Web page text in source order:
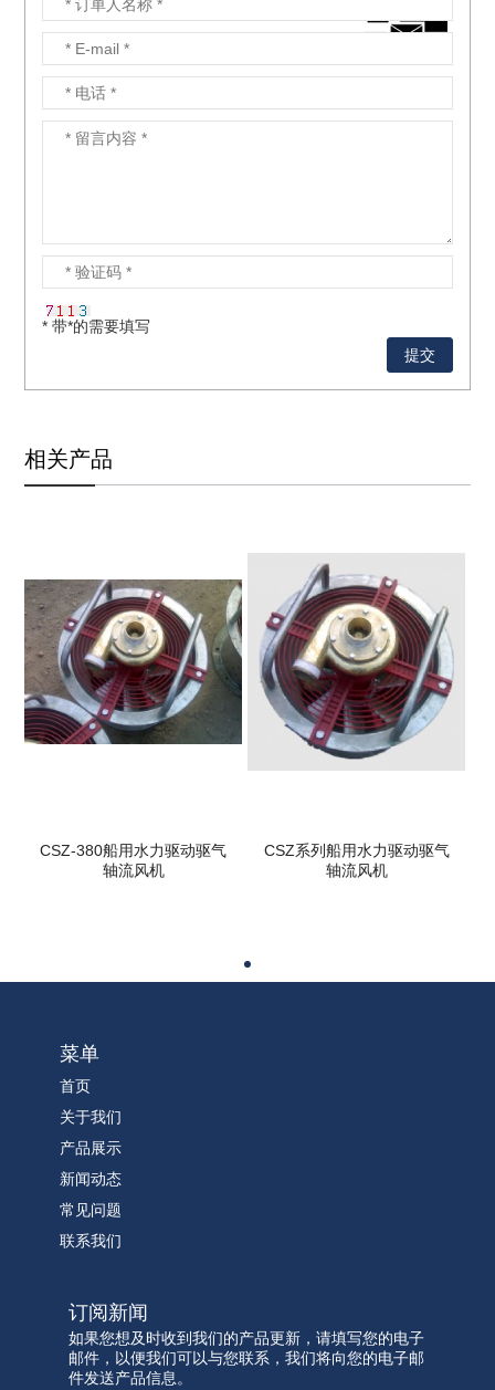
* 带*的需要填写
相关产品
CSZ-380船用水力驱动驱气
轴流风机
CSZ系列船用水力驱动驱气
轴流风机
菜单
首页
关于我们
产品展示
新闻动态
常见问题
联系我们
订阅新闻
如果您想及时收到我们的产品更新，请填写您的电子
邮件，以便我们可以与您联系，我们将向您的电子邮
件发送产品信息。